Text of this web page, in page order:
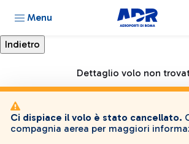
Menu
Dettaglio volo non
Ci dispiace il volo è stato cancellato.
compagnia aerea per maggiori